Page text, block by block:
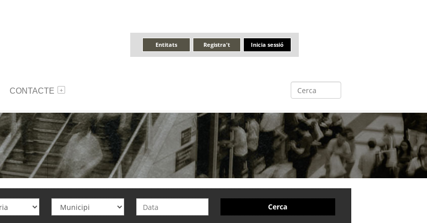
Inicia sessió
Registra't
Entitats
CONTACTE
Cerca